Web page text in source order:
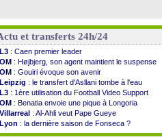
et transferts 24h/24
L3 : Caen premier leader
OM : Højbjerg, son agent maintient le suspense
OM : Gouiri évoque son avenir
Leipzig : le transfert d'Asllani tombe à l'eau
L3 : 1ère utilisation du Football Video Support
OM : Benatia envoie une pique à Longoria
Villarreal : Al-Ahli veut Pape Gueye
Lyon : la dernière saison de Fonseca ?
OM: un nouveau prétendant pour Højbjerg